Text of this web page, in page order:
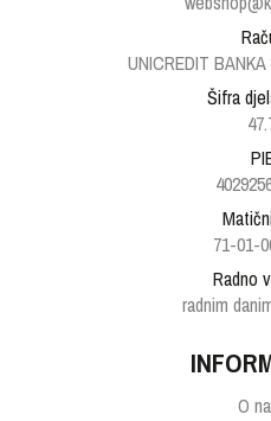
UNICREDIT
Šifra
71-01-
Radno
radnim
O